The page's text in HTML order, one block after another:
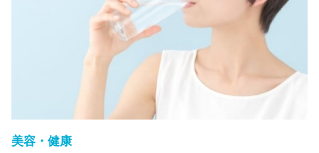
美容・健康